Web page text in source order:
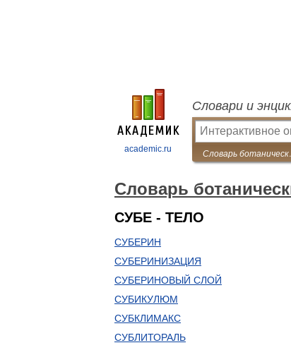
academic.ru
Словари и
Словарь
СУБЕ - ТЕЛО
СУБЕРИН
СУБЕРИНИЗАЦИЯ
СУБЕРИНОВЫЙ СЛОЙ
СУБИКУЛЮМ
СУБКЛИМАКС
СУБЛИТОРАЛЬ